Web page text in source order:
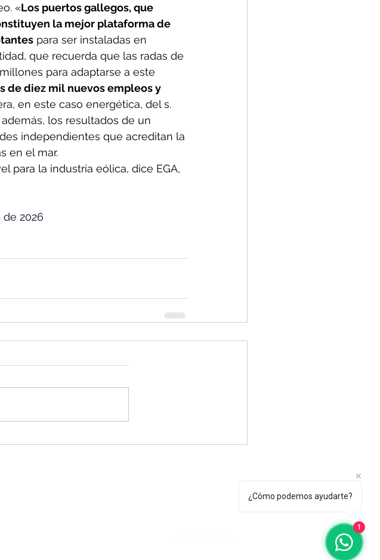
«Los puertos gallegos, que
la mejor plataforma de
para ser instaladas en
que recuerda que las radas de
para adaptarse a este
de diez mil nuevos empleos y
en este caso energética, del s.
los resultados de un
independientes que acreditan la
en el mar.
para la industria eólica, dice EGA,
de 2026
secretaria@egu.org.uy
¿Cómo podemos ayudarte?
1